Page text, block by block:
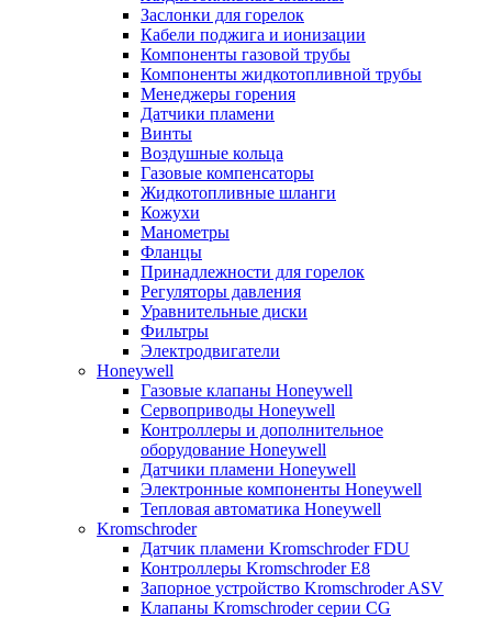
Заслонки для горелок
Кабели поджига и ионизации
Компоненты газовой трубы
Компоненты жидкотопливной трубы
Менеджеры горения
Датчики пламени
Винты
Воздушные кольца
Газовые компенсаторы
Жидкотопливные шланги
Кожухи
Манометры
Фланцы
Принадлежности для горелок
Регуляторы давления
Уравнительные диски
Фильтры
Электродвигатели
Honeywell
Газовые клапаны Honeywell
Сервоприводы Honeywell
Контроллеры и дополнительное
оборудование Honeywell
Датчики пламени Honeywell
Электронные компоненты Honeywell
Тепловая автоматика Honeywell
Kromschroder
Датчик пламени Kromschroder FDU
Контроллеры Kromschroder E8
Запорное устройство Kromschroder ASV
Клапаны Kromschroder серии CG